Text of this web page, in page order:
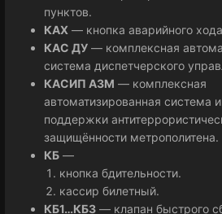
пунктов.
КАХ — кнопка аварийного
КАС ДУ — комплексная
система диспетчерского
КАСИП АЗМ — комплексная
автоматизированная система
поддержки
защищённости метрополитена.
КБ —
кнопка бдительности.
кассир билетный.
КБ1…КБ3 — клапан быстрого